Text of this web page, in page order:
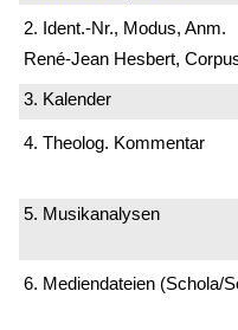
2. Ident.-Nr., Modus, Anm.
René-Jean Hesbert,
3. Kalender
4. Theolog. Kommentar
5. Musikanalysen
6. Mediendateien (Schola/